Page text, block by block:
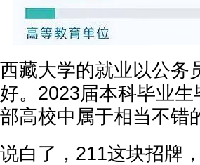
西藏大学的就业以公务
好。2023届本科毕业
部高校中属于相当不错
说白了，211这块招牌